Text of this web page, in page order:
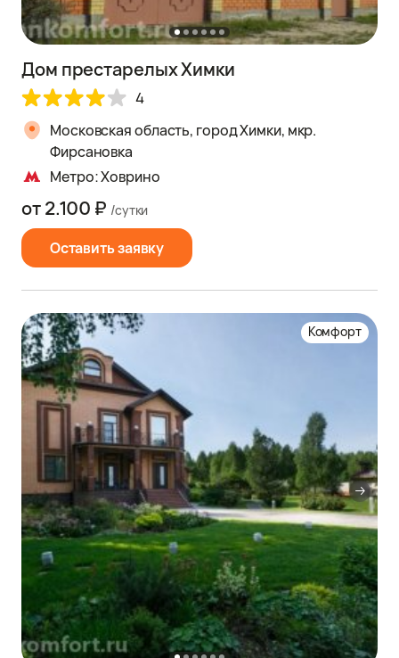
Дом престарелых Химки
4
Московская область, город Химки, мкр.
Фирсановка
Метро: Ховрино
Оставить заявку
от 2.100 ₽ /сутки
Комфорт